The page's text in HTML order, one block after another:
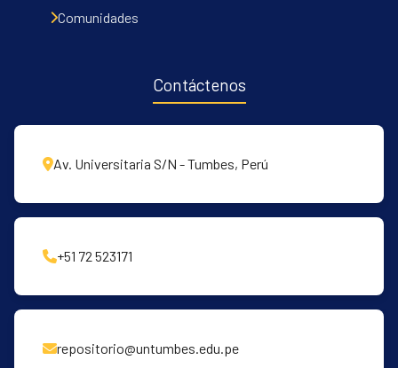
All of DSpaceComunidades
Contáctenos
Av. Universitaria S/N - Tumbes, Perú
+51 72 523171
repositorio@untumbes.edu.pe